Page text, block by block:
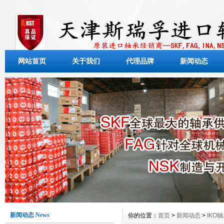
网站首页 关于我们 代理品牌 新闻动态
新闻动态 News 你的位置： 首页 > 新闻动态 > IKO